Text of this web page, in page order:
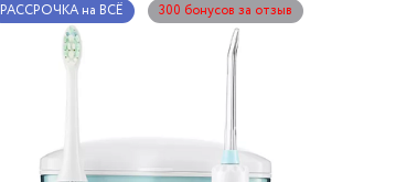
РАССРОЧКА на ВСЁ 300 бонусов за отзыв